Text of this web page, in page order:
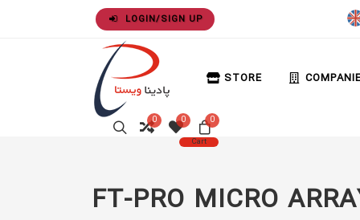
LOGIN/SIGN UP
0 0
Cart
0
STORE
FT-PRO MICRO